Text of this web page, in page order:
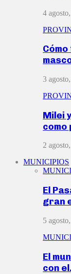
4
3
Milei
2
MUNICIPIOS
El
gran
5
El
con